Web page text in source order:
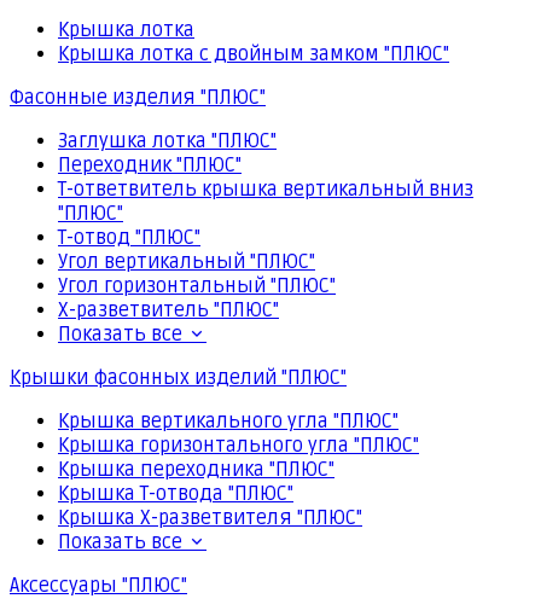
Крышка лотка
Крышка лотка с двойным замком "ПЛЮС"
Фасонные изделия "ПЛЮС"
Заглушка лотка "ПЛЮС"
Переходник "ПЛЮС"
Т-ответвитель крышка вертикальный вниз
"ПЛЮС"
Т-отвод "ПЛЮС"
Угол вертикальный "ПЛЮС"
Угол горизонтальный "ПЛЮС"
Х-разветвитель "ПЛЮС"
Показать все
Крышки фасонных изделий "ПЛЮС"
Крышка вертикального угла "ПЛЮС"
Крышка горизонтального угла "ПЛЮС"
Крышка переходника "ПЛЮС"
Крышка Т-отвода "ПЛЮС"
Крышка Х-разветвителя "ПЛЮС"
Показать все
Аксессуары "ПЛЮС"